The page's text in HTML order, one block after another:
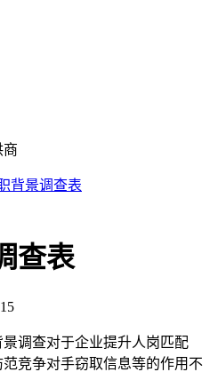
商
背景调查表
查表
调查对于企业提升人岗匹配
竞争对手窃取信息等的作用不